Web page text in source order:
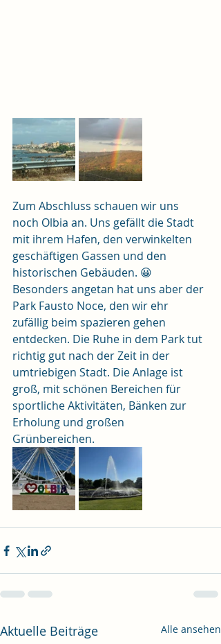
Zum Abschluss schauen wir uns
noch Olbia an. Uns gefällt die Stadt
mit ihrem Hafen, den verwinkelten
geschäftigen Gassen und den
historischen Gebäuden. 😀
Besonders angetan hat uns aber der
Park Fausto Noce, den wir ehr
zufällig beim spazieren gehen
entdecken. Die Ruhe in dem Park tut
richtig gut nach der Zeit in der
umtriebigen Stadt. Die Anlage ist
groß, mit schönen Bereichen für
sportliche Aktivitäten, Bänken zur
Erholung und großen
Grünbereichen.
Aktuelle Beiträge Alle ansehen